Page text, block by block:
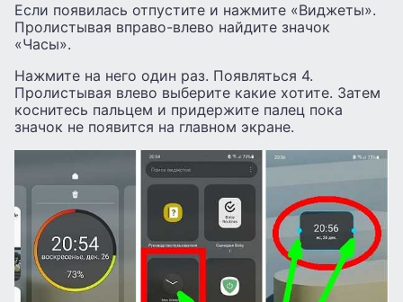
Если появилась отпустите и нажмите «Виджеты».
Пролистывая вправо-влево найдите значок
«Часы».
Нажмите на него один раз. Появляться 4.
Пролистывая влево выберите какие хотите. Затем
коснитесь пальцем и придержите палец пока
значок не появится на главном экране.